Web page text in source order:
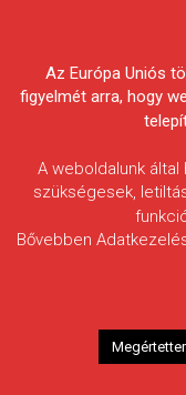
HÍREK
Dr. Sallai
Horgászok
Az Európa Uniós
figyelmét arra, hogy
A weboldalunk
szükségesek,
Bővebben